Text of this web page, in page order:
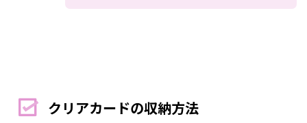
クリアカードの収納方法